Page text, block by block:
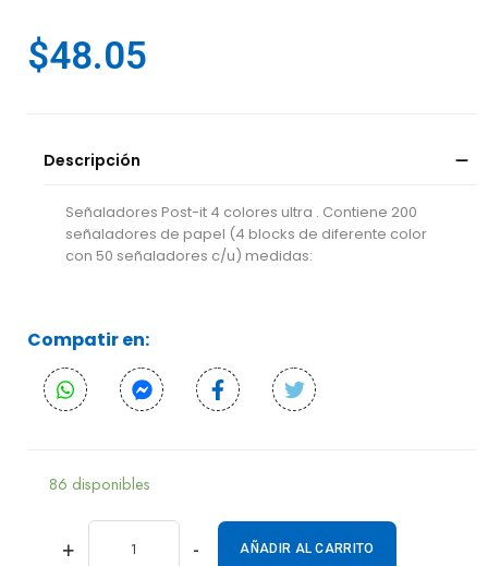
$48.05
Descripción
Señaladores Post-it 4 colores ultra . Contiene 200
señaladores de papel (4 blocks de diferente color
con 50 señaladores c/u) medidas:
Compatir en:
86 disponibles
+ - AÑADIR AL CARRITO